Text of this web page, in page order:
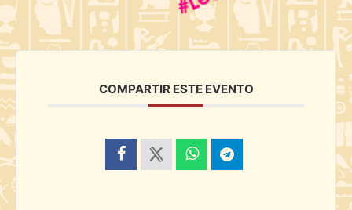
COMPARTIR ESTE EVENTO